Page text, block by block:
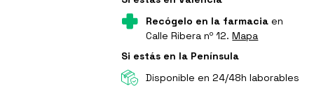
Recógelo en la farmacia en
Calle Ribera nº 12.Mapa
Si estás en la Península
Disponible en 24/48h laborables